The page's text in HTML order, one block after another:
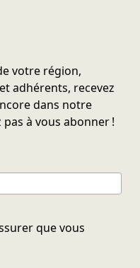
votre région,
adhérents, recevez
dans notre
à vous abonner !
que vous